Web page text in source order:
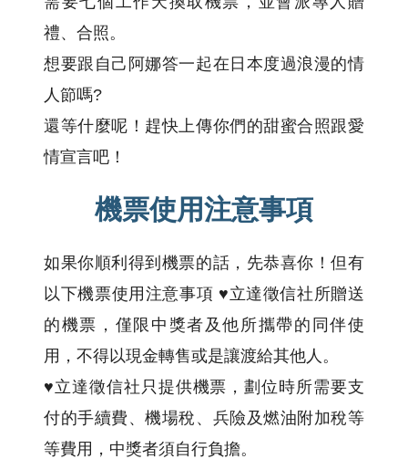
禮、合照。
想要跟自己阿娜答一起在日本度過浪漫的情
人節嗎?
還等什麼呢！趕快上傳你們的甜蜜合照跟愛
情宣言吧！
機票使用注意事項
如果你順利得到機票的話，先恭喜你！但有
以下機票使用注意事項 ♥立達徵信社所贈送
的機票，僅限中獎者及他所攜帶的同伴使
用，不得以現金轉售或是讓渡給其他人。
♥立達徵信社只提供機票，劃位時所需要支
付的手續費、機場稅、兵險及燃油附加稅等
等費用，中獎者須自行負擔。